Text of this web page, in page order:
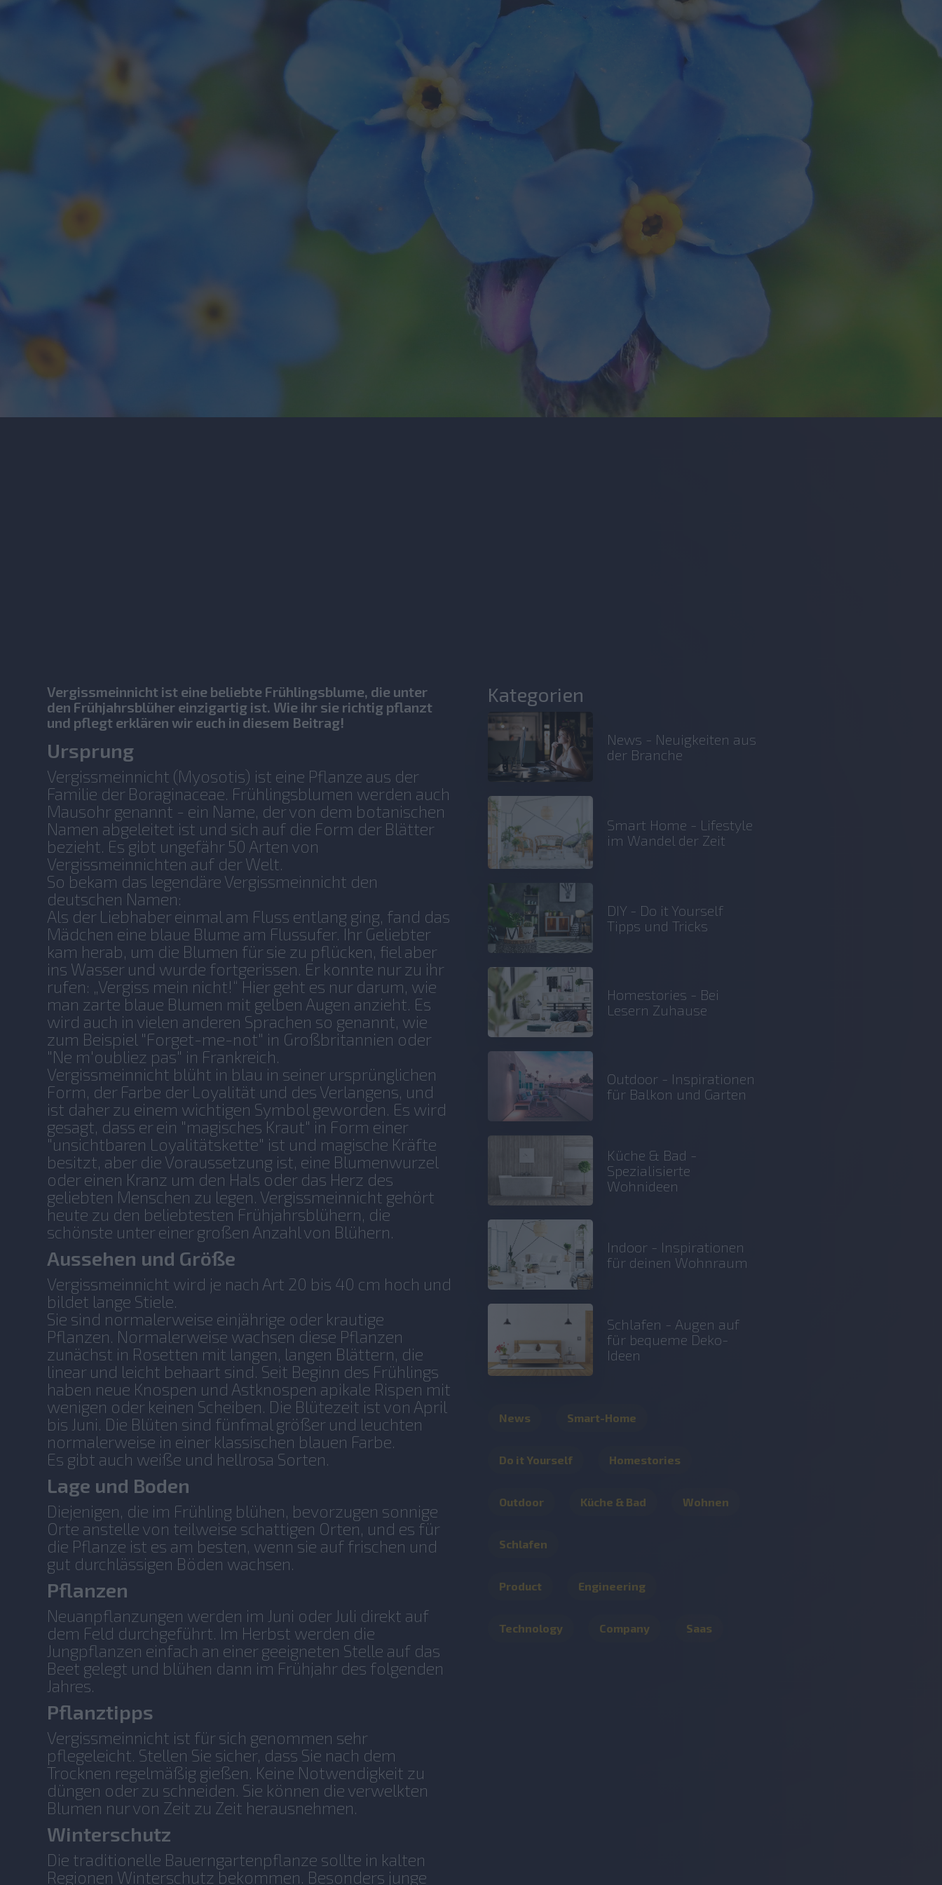
Vergissmeinnicht ist eine beliebte Frühlingsblume, die unter
den Frühjahrsblüher einzigartig ist. Wie ihr sie richtig pflanzt
und pflegt erklären wir euch in diesem Beitrag!
Ursprung
Vergissmeinnicht (Myosotis) ist eine Pflanze aus der
Familie der Boraginaceae. Frühlingsblumen werden auch
Mausohr genannt - ein Name, der von dem botanischen
Namen abgeleitet ist und sich auf die Form der Blätter
bezieht. Es gibt ungefähr 50 Arten von
Vergissmeinnichten auf der Welt.
So bekam das legendäre Vergissmeinnicht den
deutschen Namen:
Als der Liebhaber einmal am Fluss entlang ging, fand das
Mädchen eine blaue Blume am Flussufer. Ihr Geliebter
kam herab, um die Blumen für sie zu pflücken, fiel aber
ins Wasser und wurde fortgerissen. Er konnte nur zu ihr
rufen: „Vergiss mein nicht!“ Hier geht es nur darum, wie
man zarte blaue Blumen mit gelben Augen anzieht. Es
wird auch in vielen anderen Sprachen so genannt, wie
zum Beispiel "Forget-me-not" in Großbritannien oder
"Ne m'oubliez pas" in Frankreich.
Vergissmeinnicht blüht in blau in seiner ursprünglichen
Form, der Farbe der Loyalität und des Verlangens, und
ist daher zu einem wichtigen Symbol geworden. Es wird
gesagt, dass er ein "magisches Kraut" in Form einer
"unsichtbaren Loyalitätskette" ist und magische Kräfte
besitzt, aber die Voraussetzung ist, eine Blumenwurzel
oder einen Kranz um den Hals oder das Herz des
geliebten Menschen zu legen. Vergissmeinnicht gehört
heute zu den beliebtesten Frühjahrsblühern, die
schönste unter einer großen Anzahl von Blühern.
Aussehen und Größe
Vergissmeinnicht wird je nach Art 20 bis 40 cm hoch und
bildet lange Stiele.
Sie sind normalerweise einjährige oder krautige
Pflanzen. Normalerweise wachsen diese Pflanzen
zunächst in Rosetten mit langen, langen Blättern, die
linear und leicht behaart sind. Seit Beginn des Frühlings
haben neue Knospen und Astknospen apikale Rispen mit
wenigen oder keinen Scheiben. Die Blütezeit ist von April
bis Juni. Die Blüten sind fünfmal größer und leuchten
normalerweise in einer klassischen blauen Farbe.
Es gibt auch weiße und hellrosa Sorten.
Lage und Boden
Diejenigen, die im Frühling blühen, bevorzugen sonnige
Orte anstelle von teilweise schattigen Orten, und es für
die Pflanze ist es am besten, wenn sie auf frischen und
gut durchlässigen Böden wachsen.
Pflanzen
Neuanpflanzungen werden im Juni oder Juli direkt auf
dem Feld durchgeführt. Im Herbst werden die
Jungpflanzen einfach an einer geeigneten Stelle auf das
Beet gelegt und blühen dann im Frühjahr des folgenden
Jahres.
Pflanztipps
Vergissmeinnicht ist für sich genommen sehr
pflegeleicht. Stellen Sie sicher, dass Sie nach dem
Trocknen regelmäßig gießen. Keine Notwendigkeit zu
düngen oder zu schneiden. Sie können die verwelkten
Blumen nur von Zeit zu Zeit herausnehmen.
Winterschutz
Die traditionelle Bauerngartenpflanze sollte in kalten
Regionen Winterschutz bekommen. Besonders junge
Kategorien
News - Neuigkeiten aus
der Branche
Smart Home - Lifestyle
im Wandel der Zeit
DIY - Do it Yourself
Tipps und Tricks
Homestories - Bei
Lesern Zuhause
Outdoor - Inspirationen
für Balkon und Garten
Küche & Bad -
Spezialisierte
Wohnideen
Indoor - Inspirationen
für deinen Wohnraum
Schlafen - Augen auf
für bequeme Deko-
Ideen
News Smart-Home
Do it Yourself Homestories
Outdoor Küche & Bad Wohnen
Schlafen
Product Engineering
Technology Company Saas